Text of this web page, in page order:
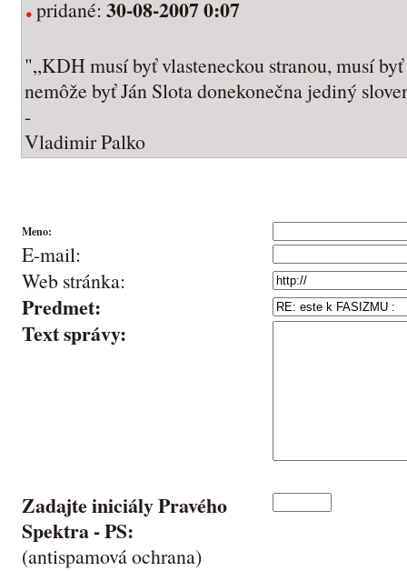
pridané: 30-08-2007 0:07
"„KDH musí byť vlasteneckou stranou, musí
nemôže byť Ján Slota donekonečna jediný
-
Vladimir Palko
Meno:
E-mail:
Web stránka:
Predmet:
Text správy:
Zadajte iniciály Pravého
Spektra -PS:
(antispamová ochrana)